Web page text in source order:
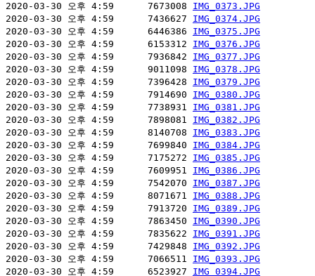
2020-03-30 오후 4:59      7673008 IMG_0373.JPG
2020-03-30 오후 4:59      7436627 IMG_0374.JPG
2020-03-30 오후 4:59      6446386 IMG_0375.JPG
2020-03-30 오후 4:59      6153312 IMG_0376.JPG
2020-03-30 오후 4:59      7936842 IMG_0377.JPG
2020-03-30 오후 4:59      9011098 IMG_0378.JPG
2020-03-30 오후 4:59      7396428 IMG_0379.JPG
2020-03-30 오후 4:59      7914690 IMG_0380.JPG
2020-03-30 오후 4:59      7738931 IMG_0381.JPG
2020-03-30 오후 4:59      7898081 IMG_0382.JPG
2020-03-30 오후 4:59      8140708 IMG_0383.JPG
2020-03-30 오후 4:59      7699840 IMG_0384.JPG
2020-03-30 오후 4:59      7175272 IMG_0385.JPG
2020-03-30 오후 4:59      7609951 IMG_0386.JPG
2020-03-30 오후 4:59      7542070 IMG_0387.JPG
2020-03-30 오후 4:59      8071671 IMG_0388.JPG
2020-03-30 오후 4:59      7913720 IMG_0389.JPG
2020-03-30 오후 4:59      7863450 IMG_0390.JPG
2020-03-30 오후 4:59      7835622 IMG_0391.JPG
2020-03-30 오후 4:59      7429848 IMG_0392.JPG
2020-03-30 오후 4:59      7066511 IMG_0393.JPG
2020-03-30 오후 4:59      6523927 IMG_0394.JPG